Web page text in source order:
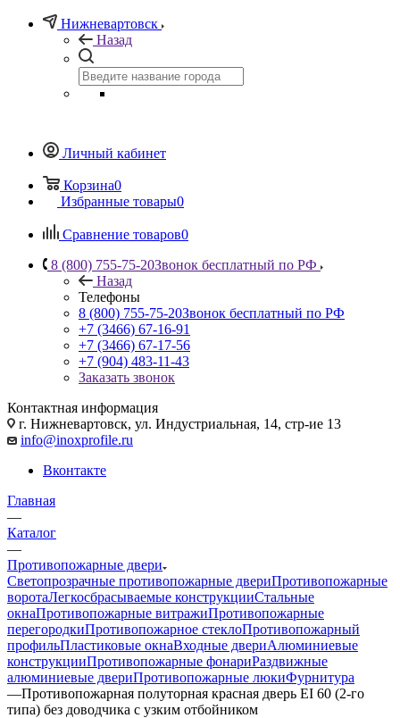
Нижневартовск
Назад
Личный кабинет
Корзина0
Избранные товары0
Сравнение товаров0
8 (800) 755-75-20Звонок бесплатный по РФ
Назад
Телефоны
8 (800) 755-75-20Звонок бесплатный по РФ
+7 (3466) 67-16-91
+7 (3466) 67-17-56
+7 (904) 483-11-43
Заказать звонок
Контактная информация
г. Нижневартовск, ул. Индустриальная, 14, стр-ие 13
info@inoxprofile.ru
Вконтакте
Главная
—
Каталог
—
Противопожарные двери
Светопрозрачные противопожарные двериПротивопожарные
воротаЛегкосбрасываемые конструкцииСтальные
окнаПротивопожарные витражиПротивопожарные
перегородкиПротивопожарное стеклоПротивопожарный
профильПластиковые окнаВходные двериАлюминиевые
конструкцииПротивопожарные фонариРаздвижные
алюминиевые двериПротивопожарные люкиФурнитура
—Противопожарная полуторная красная дверь EI 60 (2-го
типа) без доводчика с узким отбойником